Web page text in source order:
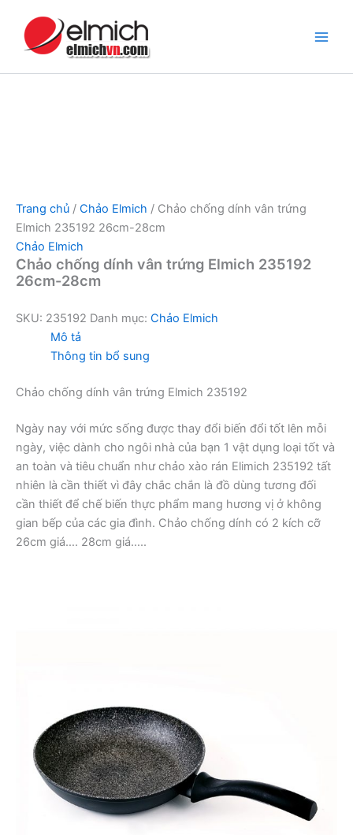
Trang chủ / Chảo Elmich / Chảo chống dính vân trứng
Elmich 235192 26cm-28cm
Chảo Elmich
Chảo chống dính vân trứng Elmich 235192
26cm-28cm
SKU: 235192 Danh mục: Chảo Elmich
Mô tả
Thông tin bổ sung
Chảo chống dính vân trứng Elmich 235192
Ngày nay với mức sống được thay đổi biến đổi tốt lên mỗi
ngày, việc dành cho ngôi nhà của bạn 1 vật dụng loại tốt và
an toàn và tiêu chuẩn như chảo xào rán Elimich 235192 tất
nhiên là cần thiết vì đây chắc chắn là đồ dùng tương đối
cần thiết để chế biến thực phẩm mang hương vị ở không
gian bếp của các gia đình. Chảo chống dính có 2 kích cỡ
26cm giá…. 28cm giá…..